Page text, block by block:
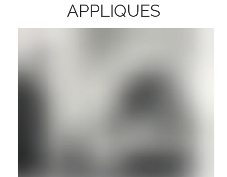
APPLIQUES